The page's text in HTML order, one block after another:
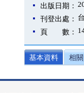
出版日期：
刊登出處：
頁 數：
基本資料 相